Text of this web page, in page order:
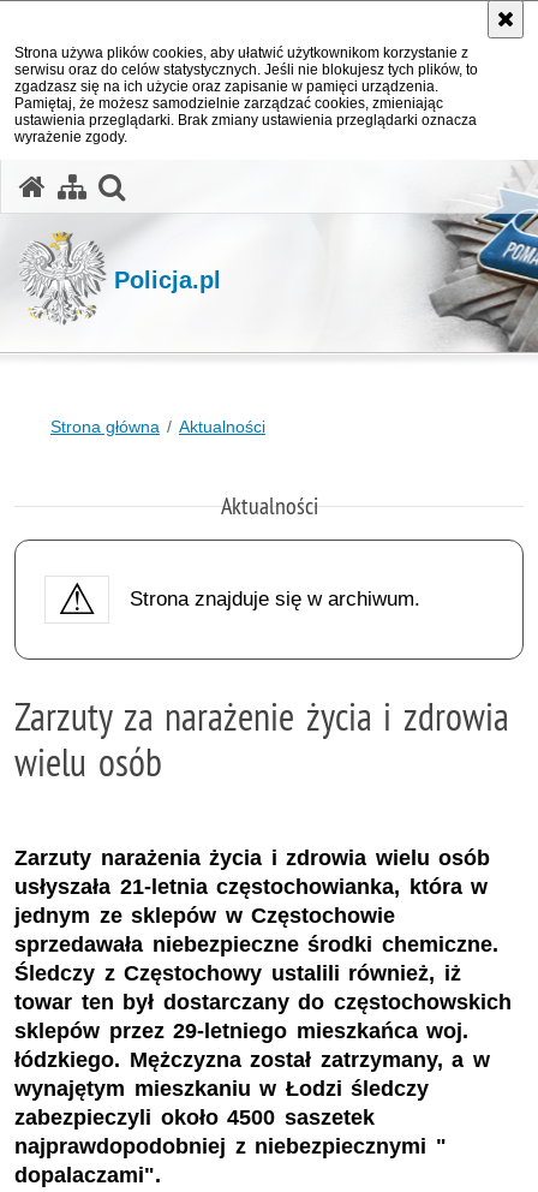
Strona używa plików cookies, aby ułatwić użytkownikom korzystanie z
serwisu oraz do celów statystycznych. Jeśli nie blokujesz tych plików, to
zgadzasz się na ich użycie oraz zapisanie w pamięci urządzenia.
Pamiętaj, że możesz samodzielnie zarządzać cookies, zmieniając
ustawienia przeglądarki. Brak zmiany ustawienia przeglądarki oznacza
wyrażenie zgody.
Policja.pl
Strona główna Aktualności
Aktualności
Strona znajduje się w archiwum.
Zarzuty za narażenie życia i zdrowia
wielu osób
Zarzuty narażenia życia i zdrowia wielu osób
usłyszała 21-letnia częstochowianka, która w
jednym ze sklepów w Częstochowie
sprzedawała niebezpieczne środki chemiczne.
Śledczy z Częstochowy ustalili również, iż
towar ten był dostarczany do częstochowskich
sklepów przez 29-letniego mieszkańca woj.
łódzkiego. Mężczyzna został zatrzymany, a w
wynajętym mieszkaniu w Łodzi śledczy
zabezpieczyli około 4500 saszetek
najprawdopodobniej z niebezpiecznymi "
dopalaczami".